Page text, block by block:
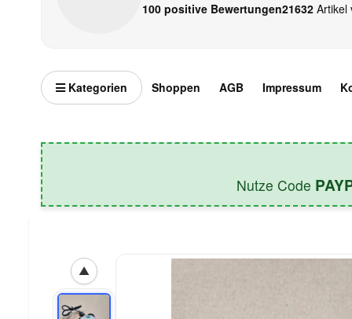
100 positive Bewertungen21632 Artikel
Kategorien Shoppen AGB Impressum
Nutze Code
▲